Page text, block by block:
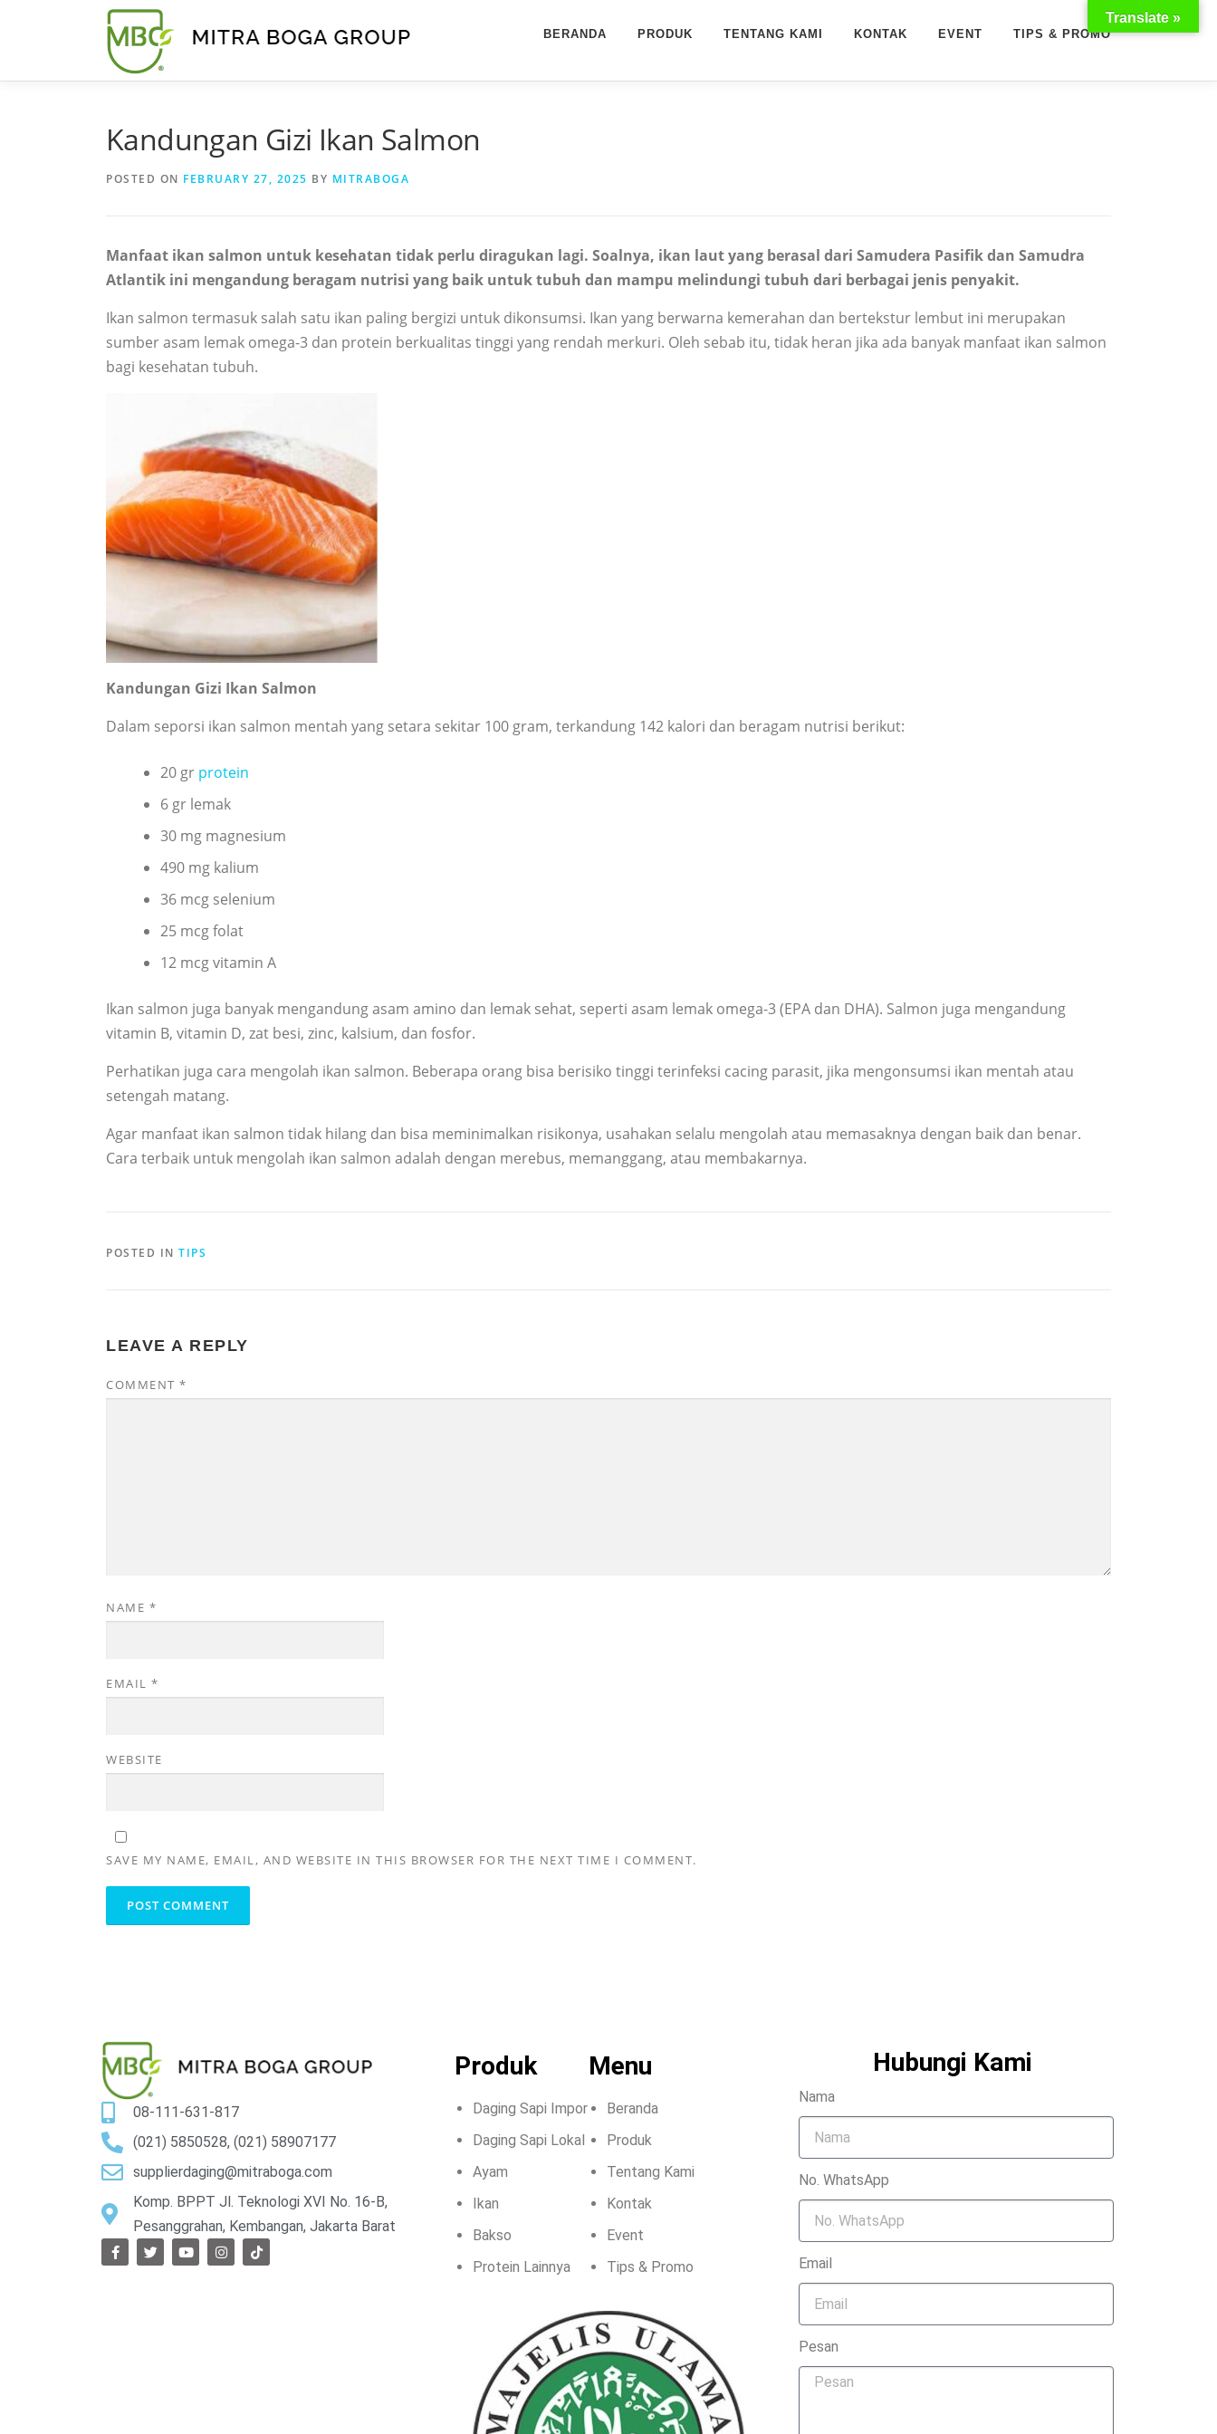
BERANDA PRODUK TENTANG KAMI KONTAK EVENT TIPS & PROMO
Kandungan Gizi Ikan Salmon
POSTED ON FEBRUARY 27, 2025 BY MITRABOGA
Manfaat ikan salmon untuk kesehatan tidak perlu diragukan lagi. Soalnya, ikan laut yang berasal dari Samudera Pasifik dan Samudra
Atlantik ini mengandung beragam nutrisi yang baik untuk tubuh dan mampu melindungi tubuh dari berbagai jenis penyakit.
Ikan salmon termasuk salah satu ikan paling bergizi untuk dikonsumsi. Ikan yang berwarna kemerahan dan bertekstur lembut ini merupakan
sumber asam lemak omega-3 dan protein berkualitas tinggi yang rendah merkuri. Oleh sebab itu, tidak heran jika ada banyak manfaat ikan salmon
bagi kesehatan tubuh.
Kandungan Gizi Ikan Salmon
Dalam seporsi ikan salmon mentah yang setara sekitar 100 gram, terkandung 142 kalori dan beragam nutrisi berikut:
20 gr protein
6 gr lemak
30 mg magnesium
490 mg kalium
36 mcg selenium
25 mcg folat
12 mcg vitamin A
Ikan salmon juga banyak mengandung asam amino dan lemak sehat, seperti asam lemak omega-3 (EPA dan DHA). Salmon juga mengandung
vitamin B, vitamin D, zat besi, zinc, kalsium, dan fosfor.
Perhatikan juga cara mengolah ikan salmon. Beberapa orang bisa berisiko tinggi terinfeksi cacing parasit, jika mengonsumsi ikan mentah atau
setengah matang.
Agar manfaat ikan salmon tidak hilang dan bisa meminimalkan risikonya, usahakan selalu mengolah atau memasaknya dengan baik dan benar.
Cara terbaik untuk mengolah ikan salmon adalah dengan merebus, memanggang, atau membakarnya.
POSTED IN TIPS
LEAVE A REPLY
COMMENT *
NAME *
EMAIL *
WEBSITE
SAVE MY NAME, EMAIL, AND WEBSITE IN THIS BROWSER FOR THE NEXT TIME I COMMENT.
08-111-631-817
(021) 5850528, (021) 58907177
supplierdaging@mitraboga.com
Komp. BPPT Jl. Teknologi XVI No. 16-B,
Pesanggrahan, Kembangan, Jakarta Barat
Produk
Daging Sapi Impor
Daging Sapi Lokal
Ayam
Ikan
Bakso
Protein Lainnya
Menu
Beranda
Produk
Tentang Kami
Kontak
Event
Tips & Promo
Hubungi Kami
Nama
No. WhatsApp
Email
Pesan
Translate »